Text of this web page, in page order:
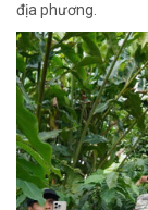
địa phương.